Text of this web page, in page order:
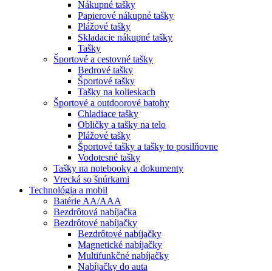
Nákupné tašky
Papierové nákupné tašky
Plážové tašky
Skladacie nákupné tašky
Tašky
Športové a cestovné tašky
Bedrové tašky
Športové tašky
Tašky na kolieskach
Športové a outdoorové batohy
Chladiace tašky
Obličky a tašky na telo
Plážové tašky
Športové tašky a tašky to posilňovne
Vodotesné tašky
Tašky na notebooky a dokumenty
Vrecká so šnúrkami
Technológia a mobil
Batérie AA/AAA
Bezdrôtová nabíjačka
Bezdrôtové nabíjačky
Bezdrôtové nabíjačky
Magnetické nabíjačky
Multifunkčné nabíjačky
Nabíjačky do auta